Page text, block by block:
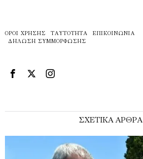
ΌΡΟΙ ΧΡΉΣΗΣ ΤΑΥΤΌΤΗΤΑ
ΕΠΙΚΟΙΝΩΝΊΑ
ΔΉΛΩΣΗ ΣΥΜΜΌΡΦΩΣΗΣ
ΣΧΕΤΙΚΑ ΑΡΘΡΑ